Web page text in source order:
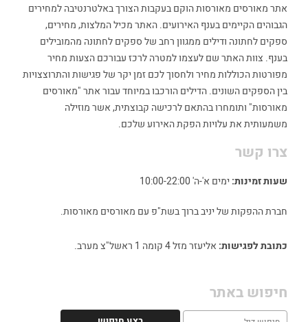
אתר מאורסים מאורסות הוקם בעקבות הצורך באלטרנטיבה למחירים
הגבוהים הקיימים בענף האירועים. האתר מכיל המלצות, מחירים,
ספקים לחתונה ודילים ממגוון רחב של ספקים לחתונה מהמובילים
בענף. צוות האתר שם לעצמו למטרה לרכז עבורכם הצעות מחיר
מפורטות הכוללות מחיר ולחסוך לכם זמן יקר של פגישות והתרוצצויות
בין הספקים השונים. הדילים הורכבו במיוחד עבור אתר "מאורסים
מאורסות" ותומחרו בהתאם לרכישה קבוצתית, אשר מוזילה
משמעותית את עלויות הפקת האירוע שלכם.
צרו קשר
שעות זמינות: ימים א'-ה' 10:00-22:00
חברת ההפקות של יניב ברוך בשת"פ עם מאורסים מאורסות.
כתובת לפגישות: אליעזר מזל 4 קומה 1 ראשל"צ מערב.
חיפוש באתר